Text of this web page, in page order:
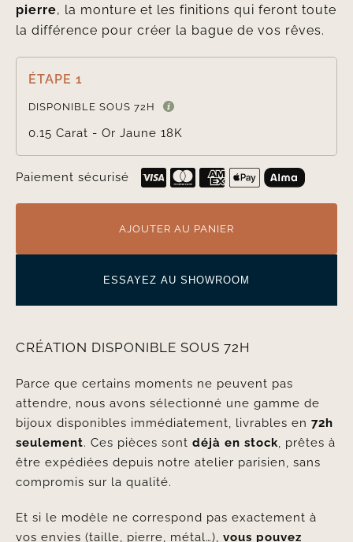
pierre, la monture et les finitions qui feront toute
la différence pour créer la bague de vos rêves.
ÉTAPE 1
DISPONIBLE SOUS 72H
0.15 Carat - Or Jaune 18K
Paiement sécurisé
AJOUTER AU PANIER
ESSAYEZ AU SHOWROOM
CRÉATION DISPONIBLE SOUS 72H
Parce que certains moments ne peuvent pas
attendre, nous avons sélectionné une gamme de
bijoux disponibles immédiatement, livrables en 72h
seulement. Ces pièces sont déjà en stock, prêtes à
être expédiées depuis notre atelier parisien, sans
compromis sur la qualité.
Et si le modèle ne correspond pas exactement à
vos envies (taille, pierre, métal…), vous pouvez